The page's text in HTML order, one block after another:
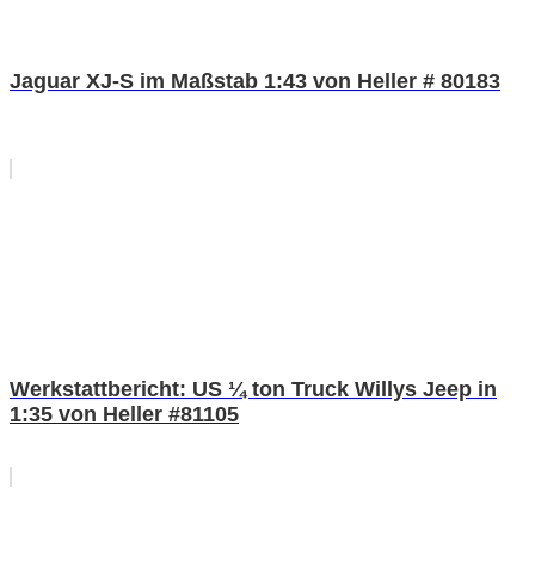
Jaguar XJ-S im Maßstab 1:43 von Heller # 80183
Werkstattbericht: US ¼ ton Truck Willys Jeep in
1:35 von Heller #81105